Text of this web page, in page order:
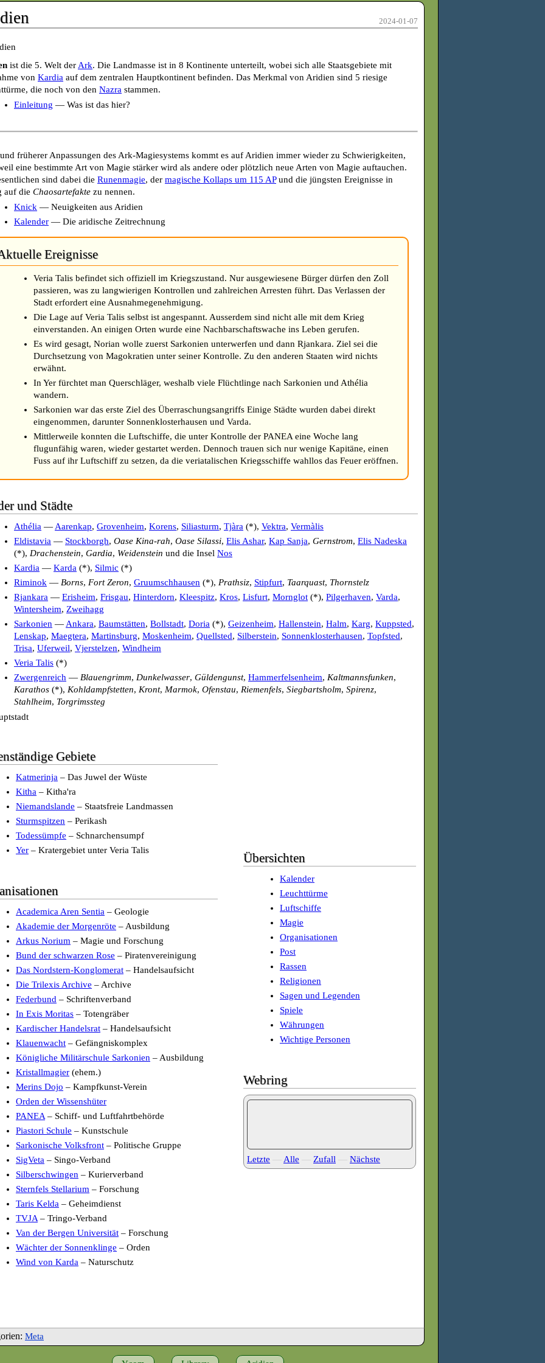
2024-01-07
ist die 5. Welt der Ark. Die Landmasse ist in 8 Kontinente unterteilt, wobei sich alle Staatsgebiete mit
von Kardia auf dem zentralen Hauptkontinent befinden. Das Merkmal von Aridien sind 5 riesige
die noch von den Nazra stammen.
Einleitung — Was ist das hier?
früherer Anpassungen des Ark-Magiesystems kommt es auf Aridien immer wieder zu Schwierigkeiten,
eine bestimmte Art von Magie stärker wird als andere oder plötzlich neue Arten von Magie auftauchen.
sind dabei die Runenmagie, der magische Kollaps um 115 APund die jüngsten Ereignisse in
auf die Chaosartefakte zu nennen.
Knick — Neuigkeiten aus Aridien
Kalender — Die aridische Zeitrechnung
Ereignisse
Veria Talis befindet sich offiziell im Kriegszustand. Nur ausgewiesene Bürger dürfen den Zoll
passieren, was zu langwierigen Kontrollen und zahlreichen Arresten führt. Das Verlassen der
Stadt erfordert eine Ausnahmegenehmigung.
Die Lage auf Veria Talis selbst ist angespannt. Ausserdem sind nicht alle mit dem Krieg
einverstanden. An einigen Orten wurde eine Nachbarschaftswache ins Leben gerufen.
Es wird gesagt, Norian wolle zuerst Sarkonien unterwerfen und dann Rjankara. Ziel sei die
Durchsetzung von Magokratien unter seiner Kontrolle. Zu den anderen Staaten wird nichts
erwähnt.
In Yer fürchtet man Querschläger, weshalb viele Flüchtlinge nach Sarkonien und Athélia
wandern.
Sarkonien war das erste Ziel des Überraschungsangriffs Einige Städte wurden dabei direkt
eingenommen, darunter Sonnenklosterhausen und Varda.
Mittlerweile konnten die Luftschiffe, die unter Kontrolle der PANEA eine Woche lang
flugunfähig waren, wieder gestartet werden. Dennoch trauen sich nur wenige Kapitäne, einen
Fuss auf ihr Luftschiff zu setzen, da die veriatalischen Kriegsschiffe wahllos das Feuer eröffnen.
und Städte
Athélia — Aarenkap, Grovenheim, Korens, Siliasturm, Tjàra (*), Vektra, Vermàlis
Eldistavia — Stockborgh, Oase Kina-rah, Oase Silassi, Elis Ashar, Kap Sanja, Gernstrom, Elis Nadeska
(*), Drachenstein, Gardia, Weidenstein und die Insel Nos
Kardia — Karda (*), Silmic (*)
Riminok — Borns, Fort Zeron, Gruumschhausen (*), Prathsiz, Stipfurt, Taarquast, Thornstelz
Rjankara — Erisheim, Frisgau, Hinterdorn, Kleespitz, Kros, Lisfurt, Mornglot (*), Pilgerhaven, Varda,
Wintersheim, Zweihagg
Sarkonien — Ankara, Baumstätten, Bollstadt, Doria (*), Geizenheim, Hallenstein, Halm, Karg, Kuppsted,
Lenskap, Maegtera, Martinsburg, Moskenheim, Quellsted, Silberstein, Sonnenklosterhausen, Topfsted,
Trisa, Uferweil, Vjerstelzen, Windheim
Veria Talis (*)
Zwergenreich — Blauengrimm, Dunkelwasser, Güldengunst, Hammerfelsenheim, Kaltmannsfunken,
Karathos (*), Kohldampfstetten, Kront, Marmok, Ofenstau, Riemenfels, Siegbartsholm, Spirenz,
Stahlheim, Torgrimssteg
Gebiete
Katmerinja – Das Juwel der Wüste
Kitha – Kitha'ra
Niemandslande – Staatsfreie Landmassen
Sturmspitzen – Perikash
Todessümpfe – Schnarchensumpf
Yer – Kratergebiet unter Veria Talis
Academica Aren Sentia – Geologie
Akademie der Morgenröte – Ausbildung
Arkus Norium – Magie und Forschung
Bund der schwarzen Rose – Piratenvereinigung
Das Nordstern-Konglomerat – Handelsaufsicht
Die Trilexis Archive – Archive
Federbund – Schriftenverband
In Exis Moritas – Totengräber
Kardischer Handelsrat – Handelsaufsicht
Klauenwacht – Gefängniskomplex
Königliche Militärschule Sarkonien – Ausbildung
Kristallmagier (ehem.)
Merins Dojo – Kampfkunst-Verein
Orden der Wissenshüter
PANEA – Schiff- und Luftfahrtbehörde
Piastori Schule – Kunstschule
Sarkonische Volksfront – Politische Gruppe
SigVeta – Singo-Verband
Silberschwingen – Kurierverband
Sternfels Stellarium – Forschung
Taris Kelda – Geheimdienst
TVJA – Tringo-Verband
Van der Bergen Universität – Forschung
Wächter der Sonnenklinge – Orden
Wind von Karda – Naturschutz
Übersichten
Kalender
Leuchttürme
Luftschiffe
Magie
Organisationen
Post
Rassen
Religionen
Sagen und Legenden
Spiele
Währungen
Wichtige Personen
Webring
Letzte — Alle — Zufall — Nächste
Meta